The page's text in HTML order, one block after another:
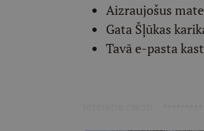
Aizraujošus
Gata Šļūkas
Tavā e-pasta